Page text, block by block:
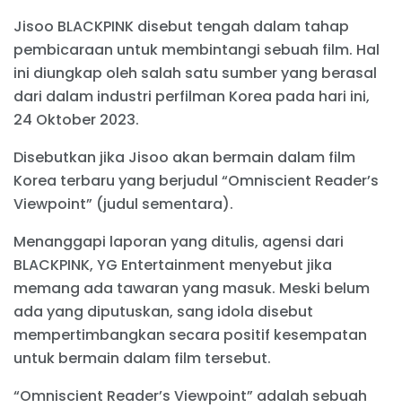
Jisoo BLACKPINK disebut tengah dalam tahap
pembicaraan untuk membintangi sebuah film. Hal
ini diungkap oleh salah satu sumber yang berasal
dari dalam industri perfilman Korea pada hari ini,
24 Oktober 2023.
Disebutkan jika Jisoo akan bermain dalam film
Korea terbaru yang berjudul “Omniscient Reader’s
Viewpoint” (judul sementara).
Menanggapi laporan yang ditulis, agensi dari
BLACKPINK, YG Entertainment menyebut jika
memang ada tawaran yang masuk. Meski belum
ada yang diputuskan, sang idola disebut
mempertimbangkan secara positif kesempatan
untuk bermain dalam film tersebut.
“Omniscient Reader’s Viewpoint” adalah sebuah